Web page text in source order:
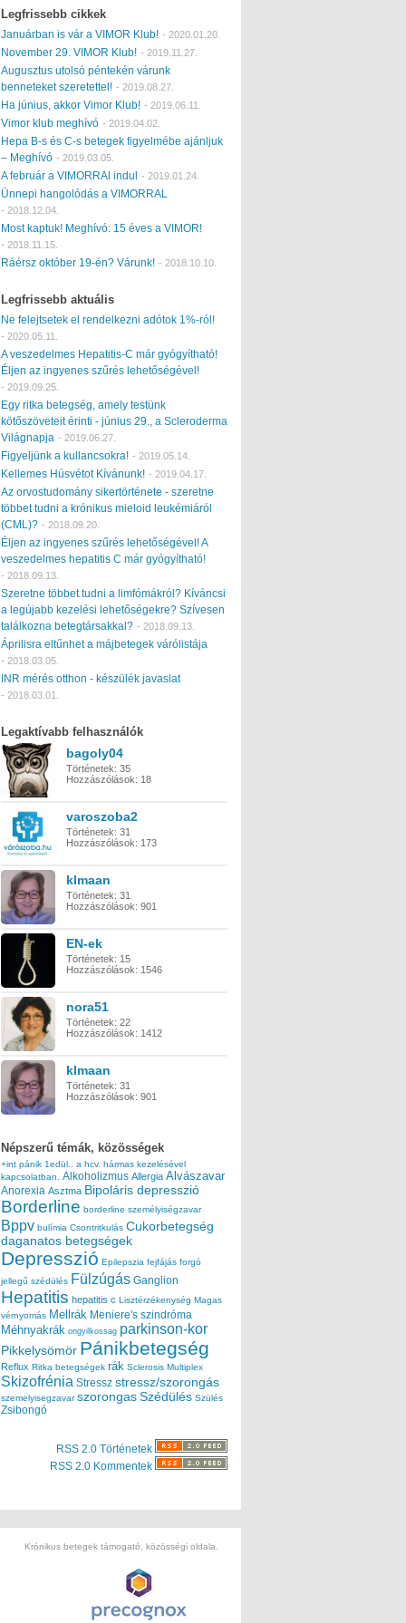
Legfrissebb cikkek
Januárban is vár a VIMOR Klub! - 2020.01.20.
November 29. VIMOR Klub! - 2019.11.27.
Augusztus utolsó péntekén várunk
benneteket szeretettel! - 2019.08.27.
Ha június, akkor Vimor Klub! - 2019.06.11.
Vimor klub meghívó - 2019.04.02.
Hepa B-s és C-s betegek figyelmébe ajánljuk
– Meghívó - 2019.03.05.
A február a VIMORRAl indul - 2019.01.24.
Ünnepi hangolódás a VIMORRAL
- 2018.12.04.
Most kaptuk! Meghívó: 15 éves a VIMOR!
- 2018.11.15.
Ráérsz október 19-én? Várunk! - 2018.10.10.
Legfrissebb aktuális
Ne felejtsetek el rendelkezni adótok 1%-ról!
- 2020.05.11.
A veszedelmes Hepatitis-C már gyógyítható!
Éljen az ingyenes szűrés lehetőségével!
- 2019.09.25.
Egy ritka betegség, amely testünk
kötőszöveteit érinti - június 29., a Scleroderma
Világnapja - 2019.06.27.
Figyeljünk a kullancsokra! - 2019.05.14.
Kellemes Húsvétot Kívánunk! - 2019.04.17.
Az orvostudomány sikertörténete - szeretne
többet tudni a krónikus mieloid leukémiáról
(CML)? - 2018.09.20.
Éljen az ingyenes szűrés lehetőségével! A
veszedelmes hepatitis C már gyógyítható!
- 2018.09.13.
Szeretne többet tudni a limfómákról? Kíváncsi
a legújabb kezelési lehetőségekre? Szívesen
találkozna betegtársakkal? - 2018.09.13.
Áprilisra eltűnhet a májbetegek várólistája
- 2018.03.05.
INR mérés otthon - készülék javaslat
- 2018.03.01.
Legaktívabb felhasználók
bagoly04
Történetek: 35
Hozzászólások: 18
varoszoba2
Történetek: 31
Hozzászólások: 173
klmaan
Történetek: 31
Hozzászólások: 901
EN-ek
Történetek: 15
Hozzászólások: 1546
nora51
Történetek: 22
Hozzászólások: 1412
klmaan
Történetek: 31
Hozzászólások: 901
Népszerű témák, közösségek
+int pánik 1edül..
a hcv. hármas kezelésével
kapcsolatban.
Alkoholizmus Allergia Alvászavar
Anorexia Asztma Bipoláris depresszió
Borderline borderline személyiségzavar
Bppv bulímia Csontritkulás Cukorbetegség
daganatos betegségek
Depresszió Epilepszia fejfájás forgó
jellegű szédülés Fülzúgás Ganglion
Hepatitis hepatitis c Lisztérzékenység Magas
vérnyomás Mellrák Meniere's szindróma
Méhnyakrák ongyilkossag parkinson-kor
Pikkelysömör Pánikbetegség
Reflux Ritka betegségek rák Sclerosis Multiplex
Skizofrénia Stressz stressz/szorongás
szemelyisegzavar szorongas Szédülés Szülés
Zsibongó
RSS 2.0 Történetek
RSS 2.0 Kommentek
Krónikus betegek támogató, közösségi oldala.